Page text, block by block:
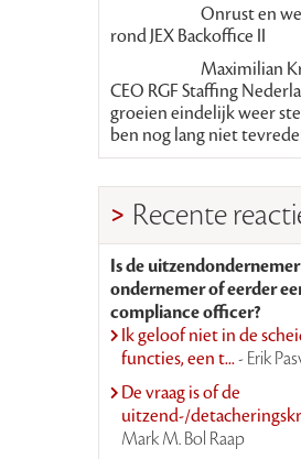
Onrust en
rond JEX Backoffice II
Maximilian
CEO RGF Staffing
groeien eindelijk weer
ben nog lang niet
Recente
Is de
ondernemer of eerder
compliance officer?
Ik geloof niet in de
functies, een t...- Erik
De vraag is of de
uitzend-/
Mark M. Bol Raap